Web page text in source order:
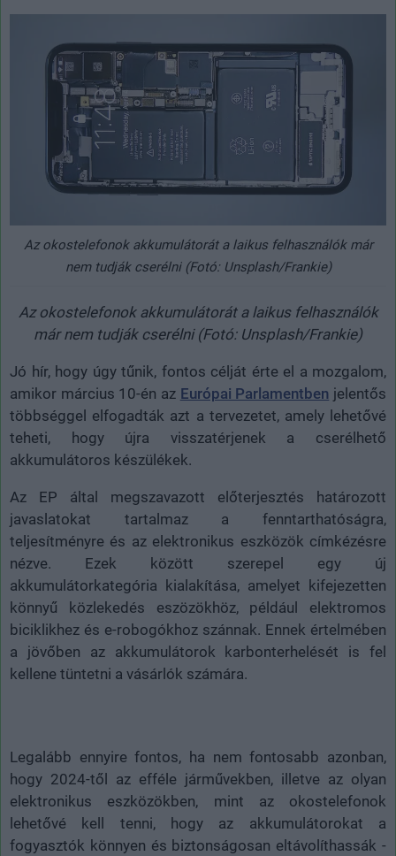
Az okostelefonok akkumulátorát a laikus felhasználók már
nem tudják cserélni (Fotó: Unsplash/Frankie)
Az okostelefonok akkumulátorát a laikus felhasználók
már nem tudják cserélni (Fotó: Unsplash/Frankie)
Jó hír, hogy úgy tűnik, fontos célját érte el a mozgalom,
amikor március 10-én az Európai Parlamentben jelentős
többséggel elfogadták azt a tervezetet, amely lehetővé
teheti, hogy újra visszatérjenek a cserélhető
akkumulátoros készülékek.
Az EP által megszavazott előterjesztés határozott
javaslatokat tartalmaz a fenntarthatóságra,
teljesítményre és az elektronikus eszközök címkézésre
nézve. Ezek között szerepel egy új
akkumulátorkategória kialakítása, amelyet kifejezetten
könnyű közlekedés eszözökhöz, például elektromos
biciklikhez és e-robogókhoz szánnak. Ennek értelmében
a jövőben az akkumulátorok karbonterhelését is fel
kellene tüntetni a vásárlók számára.
Legalább ennyire fontos, ha nem fontosabb azonban,
hogy 2024-től az efféle járművekben, illetve az olyan
elektronikus eszközökben, mint az okostelefonok
lehetővé kell tenni, hogy az akkumulátorokat a
fogyasztók könnyen és biztonságosan eltávolíthassák -